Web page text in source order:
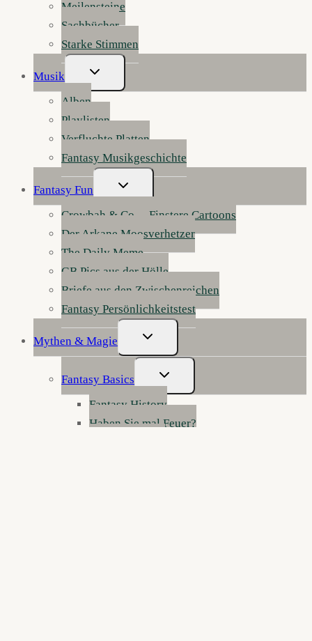
Meilensteine
Sachbücher
Starke Stimmen
Musik
Untermenü
Umschalten
Alben
Playlisten
Verfluchte Platten
Fantasy Musikgeschichte
Fantasy Fun
Untermenü
Umschalten
Crowbah & Co. – Finstere Cartoons
Der Arkane Moosverhetzer
The Daily Meme
GB Pics aus der Hölle
Briefe aus den Zwischenreichen
Fantasy Persönlichkeitstest
Mythen & Magie
Untermenü
Umschalten
Fantasy Basics
Untermenü
Umschalten
Fantasy History
Haben Sie mal Feuer?